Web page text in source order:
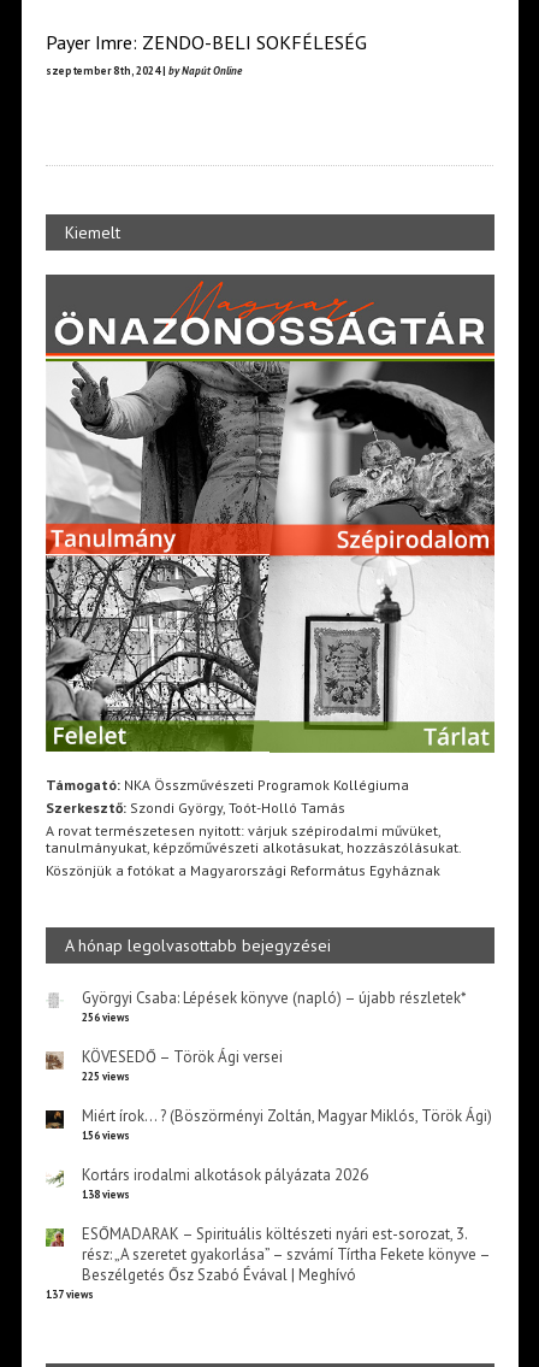
Payer Imre: ZENDO-BELI SOKFÉLESÉG
szeptember 8th, 2024 | by Napút Online
Kiemelt
Támogató:NKA Összművészeti Programok Kollégiuma
Szerkesztő:Szondi György, Toót-Holló Tamás
A rovat természetesen nyitott: várjuk szépirodalmi művüket,
tanulmányukat, képzőművészeti alkotásukat, hozzászólásukat.
Köszönjük a fotókat a Magyarországi Református Egyháznak
A hónap legolvasottabb bejegyzései
Györgyi Csaba: Lépések könyve (napló) – újabb részletek*
256 views
KÖVESEDŐ – Török Ági versei
225 views
Miért írok… ? (Böszörményi Zoltán, Magyar Miklós, Török Ági)
156 views
Kortárs irodalmi alkotások pályázata 2026
138 views
ESŐMADARAK – Spirituális költészeti nyári est-sorozat, 3.
rész: „A szeretet gyakorlása” – szvámí Tírtha Fekete könyve –
Beszélgetés Ősz Szabó Évával | Meghívó
137 views